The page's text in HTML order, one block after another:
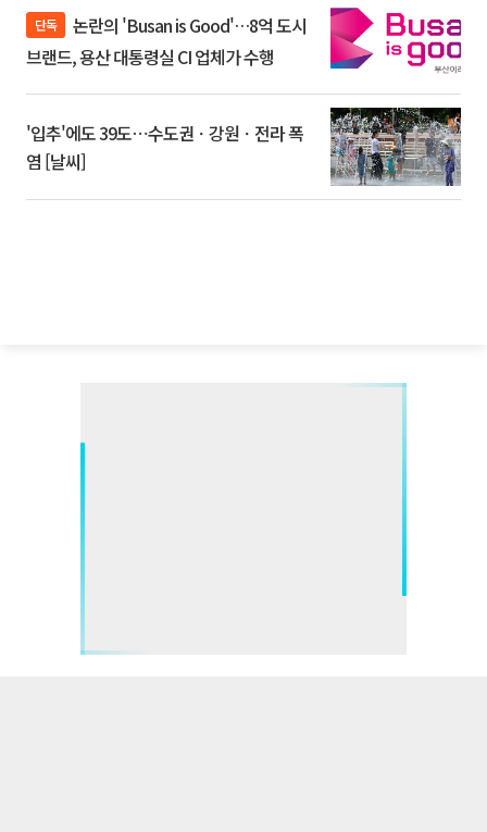
단독
브랜드, 용산 대통령실 CI 업체가 수행
'입추'에도 39도⋯수도권ㆍ강원ㆍ전라 폭
염 [날씨]